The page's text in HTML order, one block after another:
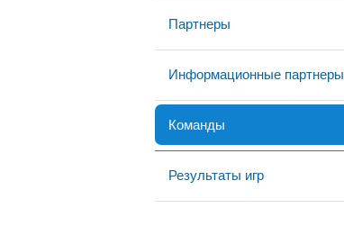
Партнеры
Информационные партнеры
Команды
Результаты игр